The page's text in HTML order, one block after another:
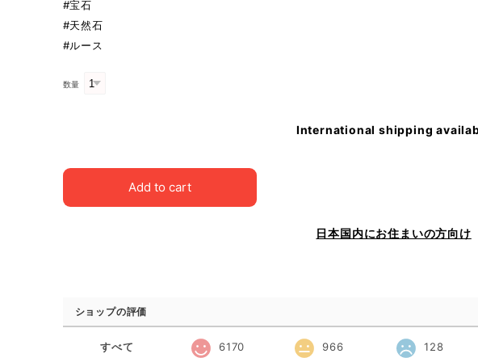
#宝石
#天然石
#ルース
数量
International shipping
Add to cart
日本国内にお住まいの方向け
ショップの評価
すべて 6170 966 128